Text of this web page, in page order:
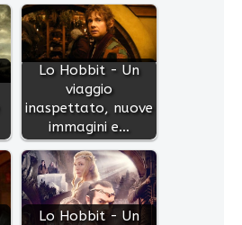
Lo Hobbit - Un
viaggio
inaspettato, nuove
immagini e…
Lo Hobbit - Un